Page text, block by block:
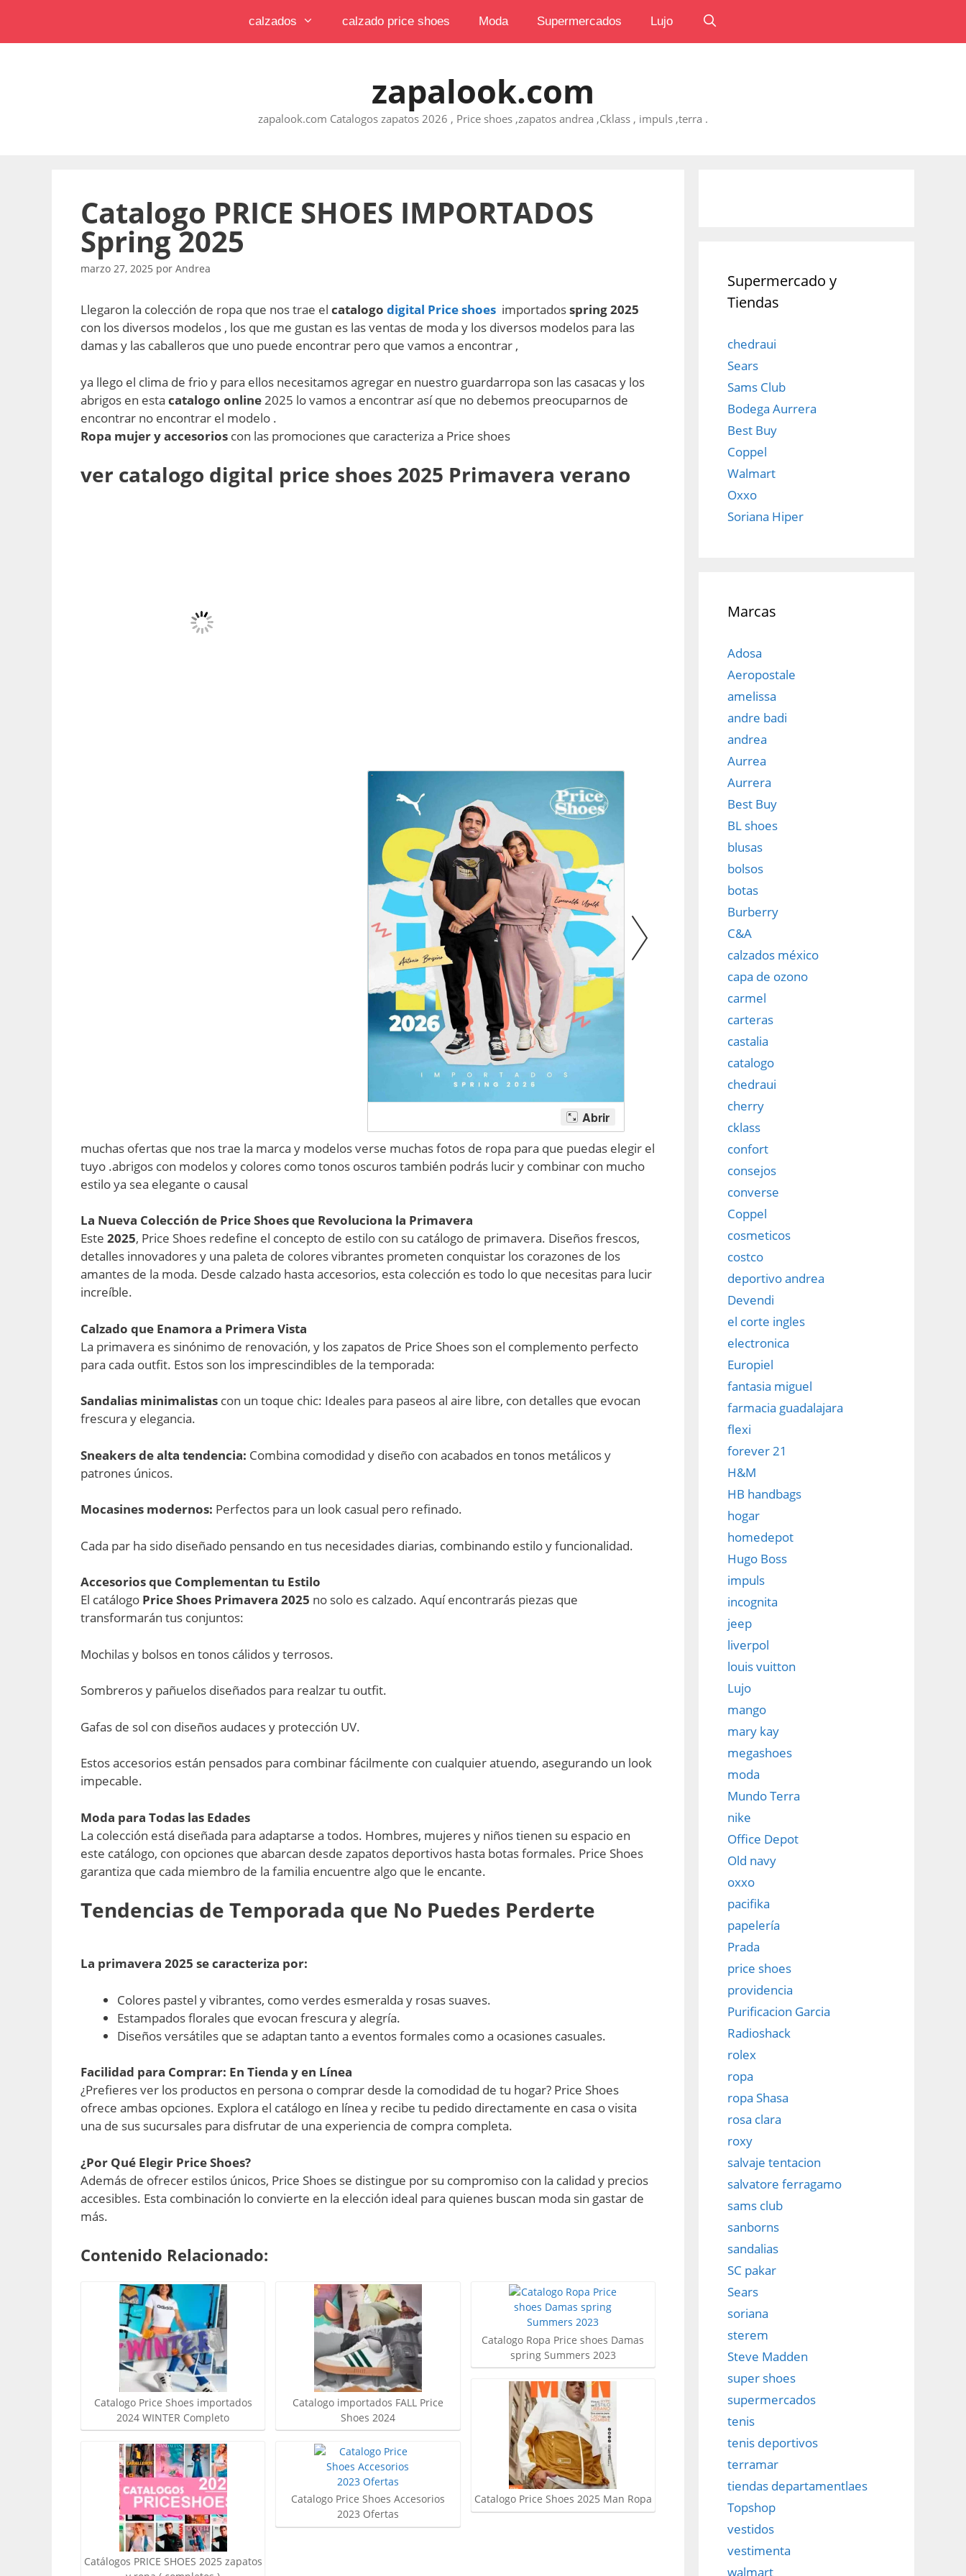
contenido
calzados calzado price shoes Moda Supermercados Lujo
zapalook.com
zapalook.com Catalogos zapatos 2026 , Price shoes ,zapatos andrea ,Cklass , impuls ,terra .
Catalogo PRICE SHOES IMPORTADOS
Spring 2025
marzo 27, 2025 por Andrea
Llegaron la colección de ropa que nos trae el catalogo digital Price shoes importadosspring2025
con los diversos modelos , los que me gustan es las ventas de moda y los diversos modelos para las
damas y las caballeros que uno puede encontrar pero que vamos a encontrar ,
ya llego el clima de frio y para ellos necesitamos agregar en nuestro guardarropa son las casacas y los
abrigos en esta catalogo online2025 lo vamos a encontrar así que no debemos preocuparnos de
encontrar no encontrar el modelo .
Ropa mujer y accesorios con las promociones que caracteriza a Price shoes
ver catalogo digital price shoes 2025 Primavera verano
muchas ofertas que nos trae la marca y modelos verse muchas fotos de ropa para que puedas elegir el
tuyo .abrigos con modelos y colores como tonos oscuros también podrás lucir y combinar con mucho
estilo ya sea elegante o causal
La Nueva Colección de Price Shoes que Revoluciona la Primavera
Este 2025, Price Shoes redefine el concepto de estilo con su catálogo de primavera. Diseños frescos,
detalles innovadores y una paleta de colores vibrantes prometen conquistar los corazones de los
amantes de la moda. Desde calzado hasta accesorios, esta colección es todo lo que necesitas para lucir
increíble.
Calzado que Enamora a Primera Vista
La primavera es sinónimo de renovación, y los zapatos de Price Shoes son el complemento perfecto
para cada outfit. Estos son los imprescindibles de la temporada:
Sandalias minimalistas con un toque chic: Ideales para paseos al aire libre, con detalles que evocan
frescura y elegancia.
Sneakers de alta tendencia: Combina comodidad y diseño con acabados en tonos metálicos y
patrones únicos.
Mocasines modernos: Perfectos para un look casual pero refinado.
Cada par ha sido diseñado pensando en tus necesidades diarias, combinando estilo y funcionalidad.
Accesorios que Complementan tu Estilo
El catálogo Price Shoes Primavera 2025 no solo es calzado. Aquí encontrarás piezas que
transformarán tus conjuntos:
Mochilas y bolsos en tonos cálidos y terrosos.
Sombreros y pañuelos diseñados para realzar tu outfit.
Gafas de sol con diseños audaces y protección UV.
Estos accesorios están pensados para combinar fácilmente con cualquier atuendo, asegurando un look
impecable.
Moda para Todas las Edades
La colección está diseñada para adaptarse a todos. Hombres, mujeres y niños tienen su espacio en
este catálogo, con opciones que abarcan desde zapatos deportivos hasta botas formales. Price Shoes
garantiza que cada miembro de la familia encuentre algo que le encante.
Tendencias de Temporada que No Puedes Perderte
La primavera 2025 se caracteriza por:
Colores pastel y vibrantes, como verdes esmeralda y rosas suaves.
Estampados florales que evocan frescura y alegría.
Diseños versátiles que se adaptan tanto a eventos formales como a ocasiones casuales.
Facilidad para Comprar: En Tienda y en Línea
¿Prefieres ver los productos en persona o comprar desde la comodidad de tu hogar? Price Shoes
ofrece ambas opciones. Explora el catálogo en línea y recibe tu pedido directamente en casa o visita
una de sus sucursales para disfrutar de una experiencia de compra completa.
¿Por Qué Elegir Price Shoes?
Además de ofrecer estilos únicos, Price Shoes se distingue por su compromiso con la calidad y precios
accesibles. Esta combinación lo convierte en la elección ideal para quienes buscan moda sin gastar de
más.
Contenido Relacionado:
Catalogo Price Shoes importados
2024 WINTER Completo
Catálogos PRICE SHOES 2025 zapatos
Catalogo importados FALL Price
Shoes 2024
Catalogo Price Shoes Accesorios
2023 Ofertas
Catalogo Ropa Price shoes Damas
spring Summers 2023
Catalogo Price Shoes 2025 Man Ropa
Supermercado y
Tiendas
chedraui
Sears
Sams Club
Bodega Aurrera
Best Buy
Coppel
Walmart
Oxxo
Soriana Hiper
Marcas
Adosa
Aeropostale
amelissa
andre badi
andrea
Aurrea
Aurrera
Best Buy
BL shoes
blusas
bolsos
botas
Burberry
C&A
calzados méxico
capa de ozono
carmel
carteras
castalia
catalogo
chedraui
cherry
cklass
confort
consejos
converse
Coppel
cosmeticos
costco
deportivo andrea
Devendi
el corte ingles
electronica
Europiel
fantasia miguel
farmacia guadalajara
flexi
forever 21
H&M
HB handbags
hogar
homedepot
Hugo Boss
impuls
incognita
jeep
liverpol
louis vuitton
Lujo
mango
mary kay
megashoes
moda
Mundo Terra
nike
Office Depot
Old navy
oxxo
pacifika
papelería
Prada
price shoes
providencia
Purificacion Garcia
Radioshack
rolex
ropa
ropa Shasa
rosa clara
roxy
salvaje tentacion
salvatore ferragamo
sams club
sanborns
sandalias
SC pakar
Sears
soriana
sterem
Steve Madden
super shoes
supermercados
tenis
tenis deportivos
terramar
tiendas departamentlaes
Topshop
vestidos
vestimenta
walmart